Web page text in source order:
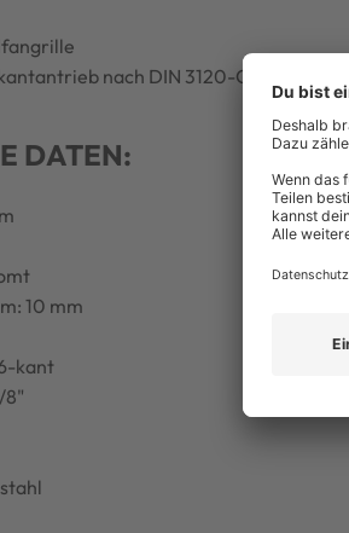
nach DIN 3120-C 10 /
DATEN:
10 mm
kant
8"